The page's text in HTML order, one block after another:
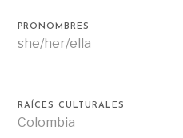
PRONOMBRES
she/her/ella
RAÍCES CULTURALES
Colombia